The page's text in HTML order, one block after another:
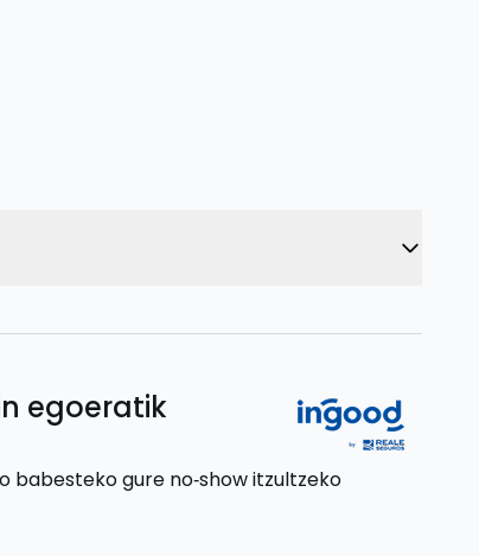
egoeratik
babesteko gure no‑show itzultzeko